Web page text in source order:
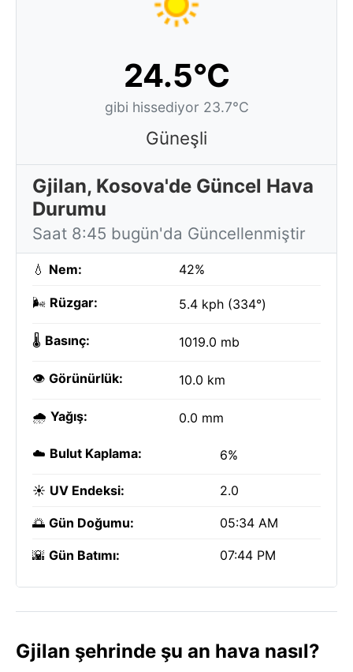
24.5°C
gibi hissediyor 23.7°C
Güneşli
Gjilan, Kosova'de Güncel Hava
Durumu
Saat 8:45 bugün'da Güncellenmiştir
💧 Nem: 42%
🌬️ Rüzgar: 5.4 kph (334°)
🌡️ Basınç: 1019.0 mb
👁️ Görünürlük: 10.0 km
🌧️ Yağış: 0.0 mm
☁️ Bulut Kaplama: 6%
☀️ UV Endeksi: 2.0
🌅 Gün Doğumu: 05:34 AM
🌇 Gün Batımı: 07:44 PM
Gjilan şehrinde şu an hava nasıl?